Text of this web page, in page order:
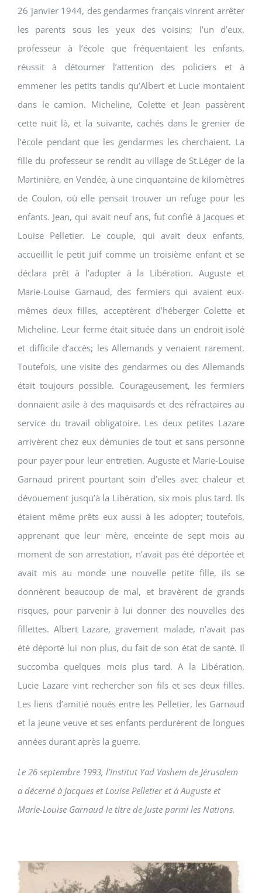
26 janvier 1944, des gendarmes français vinrent arrêter
les parents sous les yeux des voisins; l’un d’eux,
professeur à l’école que fréquentaient les enfants,
réussit à détourner l’attention des policiers et à
emmener les petits tandis qu’Albert et Lucie montaient
dans le camion. Micheline, Colette et Jean passèrent
cette nuit là, et la suivante, cachés dans le grenier de
l’école pendant que les gendarmes les cherchaient. La
fille du professeur se rendit au village de St.Léger de la
Martinière, en Vendée, à une cinquantaine de kilomètres
de Coulon, où elle pensait trouver un refuge pour les
enfants. Jean, qui avait neuf ans, fut confié à Jacques et
Louise Pelletier. Le couple, qui avait deux enfants,
accueillit le petit juif comme un troisième enfant et se
déclara prêt à l’adopter à la Libération. Auguste et
Marie-Louise Garnaud, des fermiers qui avaient eux-
mêmes deux filles, acceptèrent d’héberger Colette et
Micheline. Leur ferme était située dans un endroit isolé
et difficile d’accès; les Allemands y venaient rarement.
Toutefois, une visite des gendarmes ou des Allemands
était toujours possible. Courageusement, les fermiers
donnaient asile à des maquisards et des réfractaires au
service du travail obligatoire. Les deux petites Lazare
arrivèrent chez eux démunies de tout et sans personne
pour payer pour leur entretien. Auguste et Marie-Louise
Garnaud prirent pourtant soin d’elles avec chaleur et
dévouement jusqu’à la Libération, six mois plus tard. Ils
étaient même prêts eux aussi à les adopter; toutefois,
apprenant que leur mère, enceinte de sept mois au
moment de son arrestation, n’avait pas été déportée et
avait mis au monde une nouvelle petite fille, ils se
donnèrent beaucoup de mal, et bravèrent de grands
risques, pour parvenir à lui donner des nouvelles des
fillettes. Albert Lazare, gravement malade, n’avait pas
été déporté lui non plus, du fait de son état de santé. Il
succomba quelques mois plus tard. A la Libération,
Lucie Lazare vint rechercher son fils et ses deux filles.
Les liens d’amitié noués entre les Pelletier, les Garnaud
et la jeune veuve et ses enfants perdurèrent de longues
années durant après la guerre.
Le 26 septembre 1993, l’Institut Yad Vashem de Jérusalem
a décerné à Jacques et Louise Pelletier et à Auguste et
Marie-Louise Garnaud le titre de Juste parmi les Nations.